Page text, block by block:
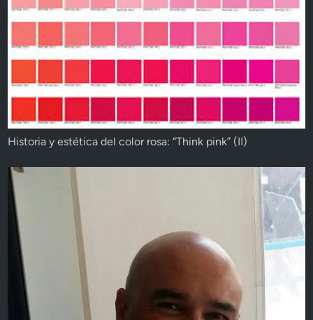
Historia y estética del color rosa: “Think pink” (II)